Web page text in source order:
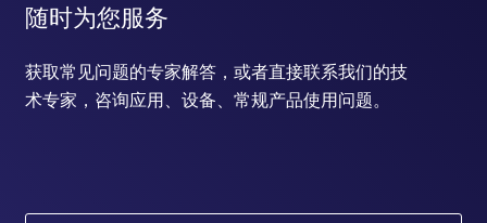
随时为您服务
获取常见问题的专家解答，或者直接联系我们的技
术专家，咨询应用、设备、常规产品使用问题。